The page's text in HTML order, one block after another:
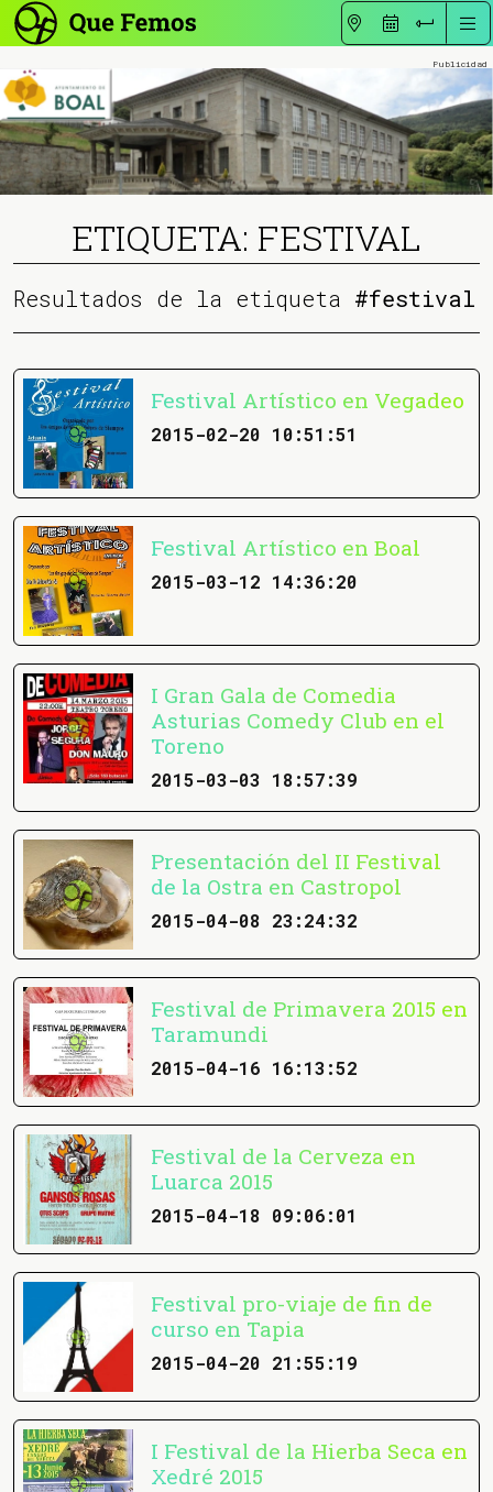
ETIQUETA: FESTIVAL
Resultados de la etiqueta #festival
Festival Artístico en Vegadeo
2015-02-20 10:51:51
Festival Artístico en Boal
2015-03-12 14:36:20
I Gran Gala de Comedia
Asturias Comedy Club en el
Toreno
2015-03-03 18:57:39
Presentación del II Festival
de la Ostra en Castropol
2015-04-08 23:24:32
Festival de Primavera 2015 en
Taramundi
2015-04-16 16:13:52
Festival de la Cerveza en
Luarca 2015
2015-04-18 09:06:01
Festival pro-viaje de fin de
curso en Tapia
2015-04-20 21:55:19
I Festival de la Hierba Seca en
Xedré 2015